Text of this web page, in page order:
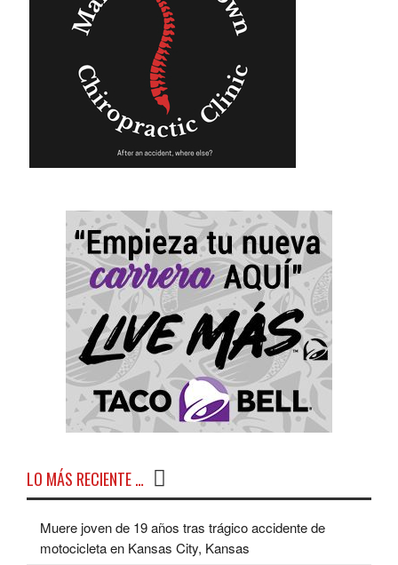
LO MÁS RECIENTE …
Muere joven de 19 años tras trágico accidente de
motocicleta en Kansas City, Kansas